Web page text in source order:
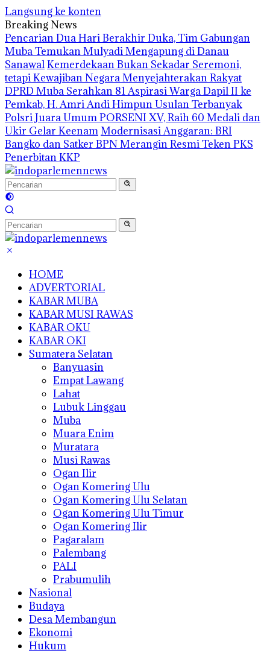
Langsung ke konten
Breaking News
Pencarian Dua Hari Berakhir Duka, Tim Gabungan
Muba Temukan Mulyadi Mengapung di Danau
SanawalKemerdekaan Bukan Sekadar Seremoni,
tetapi Kewajiban Negara Menyejahterakan Rakyat
DPRD Muba Serahkan 81 Aspirasi Warga Dapil II ke
Pemkab, H. Amri Andi Himpun Usulan Terbanyak
Polsri Juara Umum PORSENI XV, Raih 60 Medali dan
Ukir Gelar KeenamModernisasi Anggaran: BRI
Bangko dan Satker BPN Merangin Resmi Teken PKS
Penerbitan KKP
HOME
ADVERTORIAL
KABAR MUBA
KABAR MUSI RAWAS
KABAR OKU
KABAR OKI
Sumatera Selatan
Banyuasin
Empat Lawang
Lahat
Lubuk Linggau
Muba
Muara Enim
Muratara
Musi Rawas
Ogan Ilir
Ogan Komering Ulu
Ogan Komering Ulu Selatan
Ogan Komering Ulu Timur
Ogan Komering Ilir
Pagaralam
Palembang
PALI
Prabumulih
Nasional
Budaya
Desa Membangun
Ekonomi
Hukum